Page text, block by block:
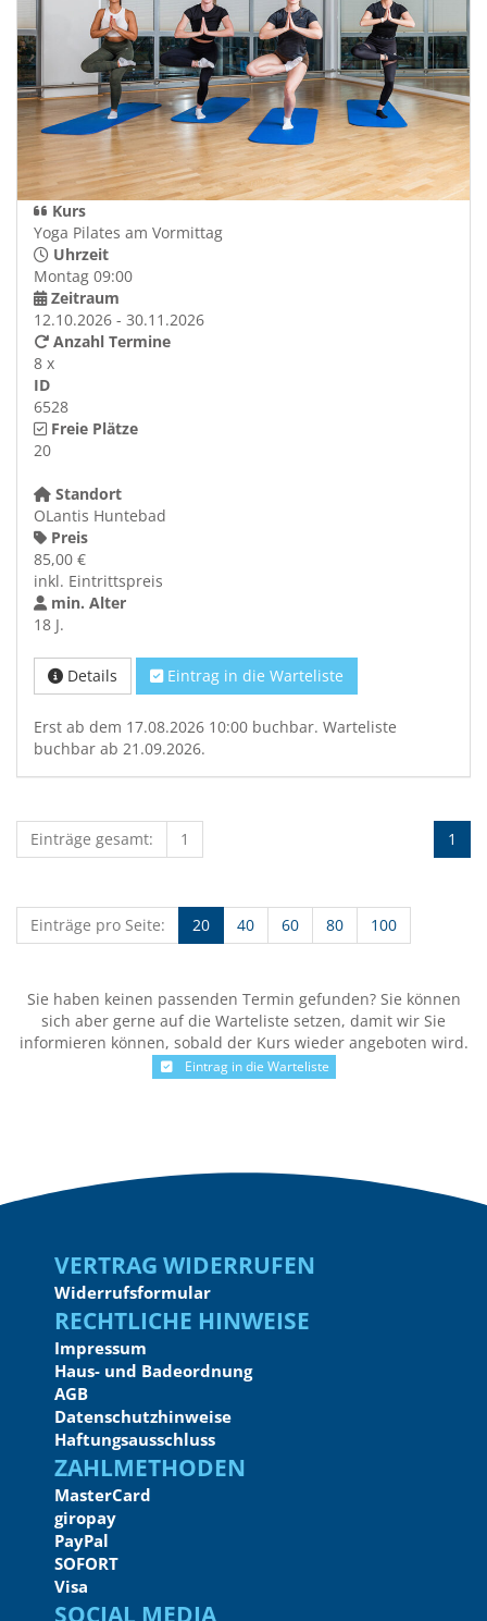
Kurs
Yoga Pilates am Vormittag
Uhrzeit
Montag 09:00
Zeitraum
12.10.2026 - 30.11.2026
Anzahl Termine
8 x
ID
6528
Freie Plätze
20
Standort
OLantis Huntebad
Preis
85,00 €
inkl. Eintrittspreis
min. Alter
18 J.
Details Eintrag in die Warteliste
Erst ab dem 17.08.2026 10:00 buchbar. Warteliste
buchbar ab 21.09.2026.
1
Einträge gesamt: 1
Einträge pro Seite: 20 40 60 80 100
Sie haben keinen passenden Termin gefunden? Sie können
sich aber gerne auf die Warteliste setzen, damit wir Sie
informieren können, sobald der Kurs wieder angeboten wird.
Eintrag in die Warteliste
Vertrag widerrufen
Widerrufsformular
Rechtliche Hinweise
Impressum
Haus- und Badeordnung
AGB
Datenschutzhinweise
Haftungsausschluss
Zahlmethoden
MasterCard
giropay
PayPal
SOFORT
Visa
Social Media